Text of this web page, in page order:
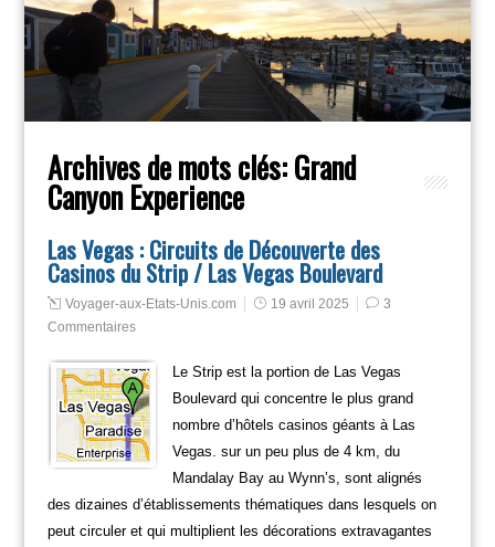
Archives de mots clés:Grand
Canyon Experience
Las Vegas : Circuits de Découverte des
Casinos du Strip / Las Vegas Boulevard
Voyager-aux-Etats-Unis.com 19 avril 2025
3
Commentaires
Le Strip est la portion de Las Vegas
Boulevard qui concentre le plus grand
nombre d’hôtels casinos géants à Las
Vegas. sur un peu plus de 4 km, du
Mandalay Bay au Wynn’s, sont alignés
des dizaines d’établissements thématiques dans lesquels on
peut circuler et qui multiplient les décorations extravagantes